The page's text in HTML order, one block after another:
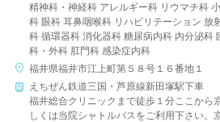
精神科・神経科 アレルギー科 リウマチ科
科 眼科 耳鼻咽喉科 リハビリテーション 放
科 循環器科 消化器科 糖尿病内科 内分泌科
科・外科 肛門科 感染症内科
福井県福井市江上町第５８号１６番地１
えちぜん鉄道三国・芦原線新田塚駅下車
福井総合クリニックまで徒歩１分ここから
しくは当院シャトルバスをご利用下さい